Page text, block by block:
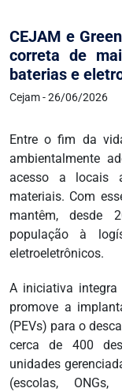
CEJAM e
correta de
baterias e
Cejam - 26/06/2026
Entre o fim da
ambientalmente
acesso a locais
materiais. Com
mantêm, desde
população à
eletroeletrônicos.
A iniciativa integra
promove a
(PEVs) para o
cerca de 400
unidades
(escolas,